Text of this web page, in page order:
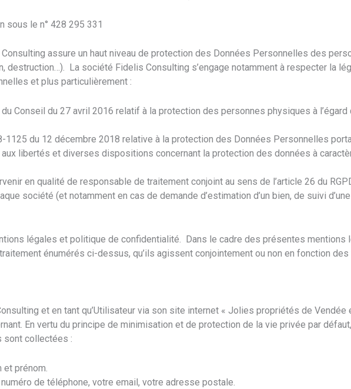
sous le n° 428 295 331
assure un haut niveau de protection des Données Personnelles des
La société Fidelis Consulting s’engage notamment à respecter la
et plus particulièrement :
Conseil du 27 avril 2016 relatif à la protection des personnes physiques à
1125 du 12 décembre 2018 relative à la protection des Données Personnelles
libertés et diverses dispositions concernant la protection des données à
en qualité de responsable de traitement conjoint au sens de l’article 26 du
société (et notamment en cas de demande d’estimation d’un bien, de suivi
légales et politique de confidentialité. Dans le cadre des présentes mentions
énumérés ci-dessus, qu’ils agissent conjointement ou non en fonction
et en tant qu’Utilisateur via son site internet « Jolies propriétés de Vendée
En vertu du principe de minimisation et de protection de la vie privée par
sont collectées :
et prénom.
de téléphone, votre email, votre adresse postale.